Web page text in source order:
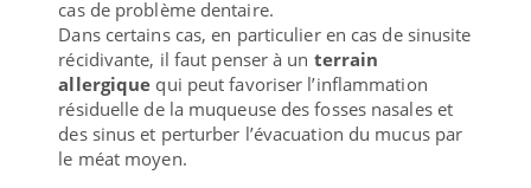
cas de problème dentaire.
Dans certains cas, en particulier en cas de sinusite
récidivante, il faut penser à un terrain
allergique qui peut favoriser l’inflammation
résiduelle de la muqueuse des fosses nasales et
des sinus et perturber l’évacuation du mucus par
le méat moyen.